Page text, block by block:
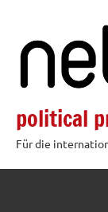
springen
political
Für die